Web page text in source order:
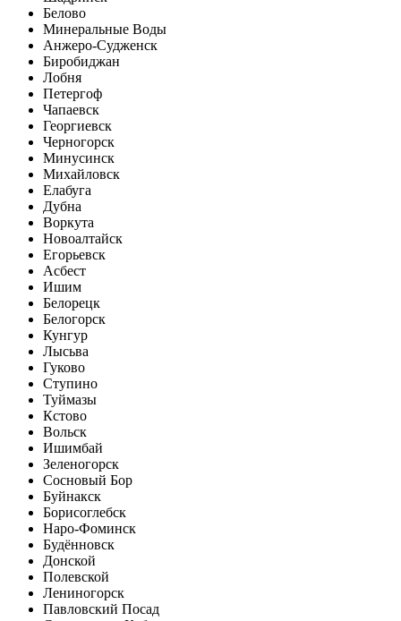
Белово
Минеральные Воды
Анжеро-Судженск
Биробиджан
Лобня
Петергоф
Чапаевск
Георгиевск
Черногорск
Минусинск
Михайловск
Елабуга
Дубна
Воркута
Новоалтайск
Егорьевск
Асбест
Ишим
Белорецк
Белогорск
Кунгур
Лысьва
Гуково
Ступино
Туймазы
Кстово
Вольск
Ишимбай
Зеленогорск
Сосновый Бор
Буйнакск
Борисоглебск
Наро-Фоминск
Будённовск
Донской
Полевской
Лениногорск
Павловский Посад